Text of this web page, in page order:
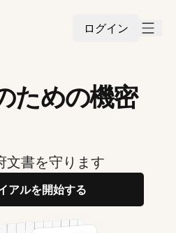
ログイン
ための機密
文書を守ります
アルを開始する